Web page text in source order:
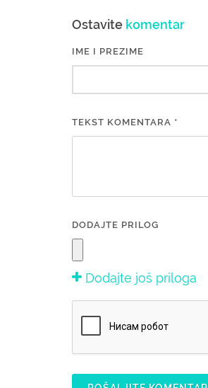
Ostavite komentar
IME I PREZIME
TEKST KOMENTARA *
DODAJTE PRILOG
Dodajte još priloga